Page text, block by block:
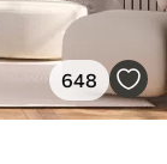
648